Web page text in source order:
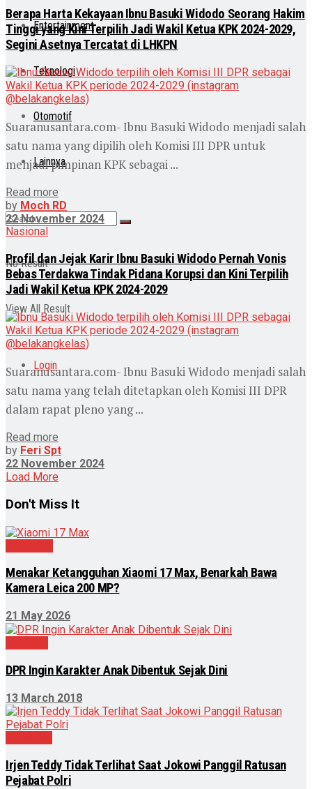
Entertainment
Teknologi
Otomotif
Lainnya
No Result
View All Result
Login
Berapa Harta Kekayaan Ibnu Basuki Widodo Seorang Hakim
Tinggi yang Kini Terpilih Jadi Wakil Ketua KPK 2024-2029,
Segini Asetnya Tercatat di LHKPN
Suaranusantara.com- Ibnu Basuki Widodo menjadi salah
satu nama yang dipilih oleh Komisi III DPR untuk
menjadi pimpinan KPK sebagai ...
Read more
by Moch RD
22 November 2024
Nasional
Profil dan Jejak Karir Ibnu Basuki Widodo Pernah Vonis
Bebas Terdakwa Tindak Pidana Korupsi dan Kini Terpilih
Jadi Wakil Ketua KPK 2024-2029
Suaranusantara.com- Ibnu Basuki Widodo menjadi salah
satu nama yang telah ditetapkan oleh Komisi III DPR
dalam rapat pleno yang ...
Read more
by Feri Spt
22 November 2024
Load More
Don't Miss It
Menakar Ketangguhan Xiaomi 17 Max, Benarkah Bawa
Kamera Leica 200 MP?
21 May 2026
DPR Ingin Karakter Anak Dibentuk Sejak Dini
13 March 2018
Irjen Teddy Tidak Terlihat Saat Jokowi Panggil Ratusan
Pejabat Polri